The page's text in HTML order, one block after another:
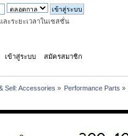
ะระยะเวลาในเซสชั่น
เข้าสู่ระบบ สมัครสมาชิก
Sell: Accessories » Performance Parts »